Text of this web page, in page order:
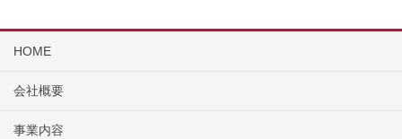
HOME
会社概要
事業内容